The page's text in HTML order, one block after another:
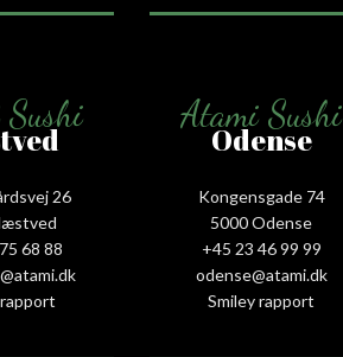
26
68 88
Atami Sushi
Odense
Kongensgade 74
5000 Odense
+45 23 46 99 99
odense@atami.dk
Smiley rapport